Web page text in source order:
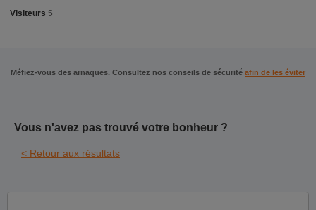
Visiteurs 5
Méfiez-vous des arnaques. Consultez nos conseils de sécurité afin de les éviter
Vous n'avez pas trouvé votre bonheur ?
< Retour aux résultats